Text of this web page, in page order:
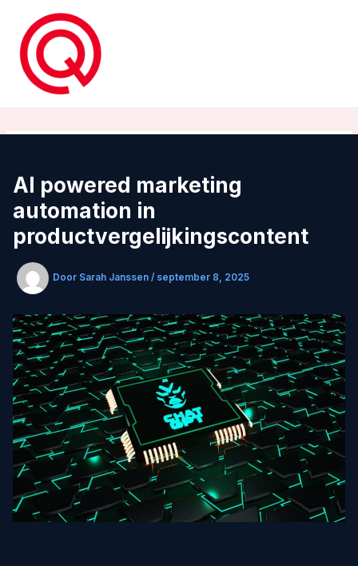
inhoud
AI powered marketing
automation in
productvergelijkingscontent
Door Sarah Janssen / september 8, 2025